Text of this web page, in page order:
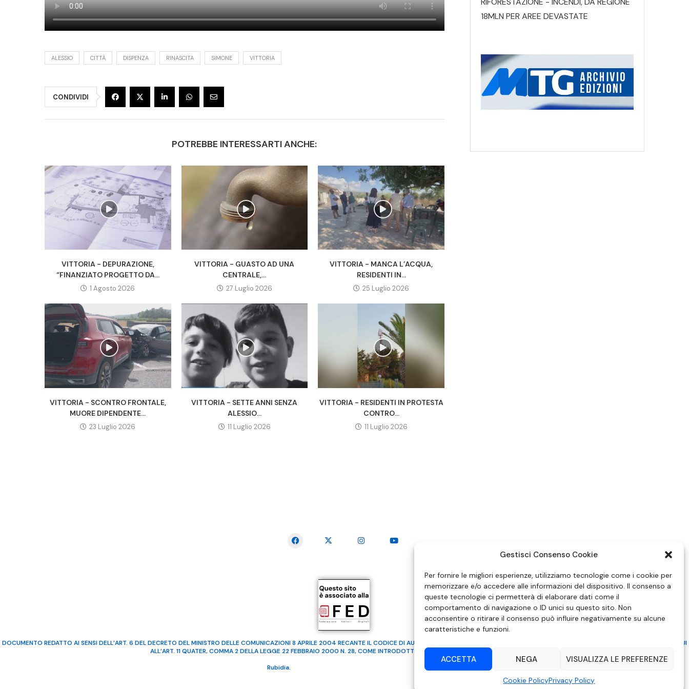
Gestisci Consenso Cookie
Per fornire le migliori esperienze, utilizziamo tecnologie come i cookie per
memorizzare e/o accedere alle informazioni del dispositivo. Il consenso a
queste tecnologie ci permetterà di elaborare dati come il
comportamento di navigazione o ID unici su questo sito. Non
acconsentire o ritirare il consenso può influire negativamente su alcune
caratteristiche e funzioni.
ACCETTA NEGA VISUALIZZA LE PREFERENZE
Cookie PolicyPrivacy Policy
ALESSIO CITTÀ DISPENZA RINASCITA SIMONE VITTORIA
CONDIVIDI
POTREBBE INTERESSARTI ANCHE:
VITTORIA - DEPURAZIONE,
“FINANZIATO PROGETTO DA...
1 Agosto 2026
VITTORIA - GUASTO AD UNA
CENTRALE,...
27 Luglio 2026
VITTORIA - MANCA L’ACQUA,
RESIDENTI IN...
25 Luglio 2026
VITTORIA - SCONTRO FRONTALE,
MUORE DIPENDENTE...
23 Luglio 2026
VITTORIA - SETTE ANNI SENZA
ALESSIO...
11 Luglio 2026
VITTORIA - RESIDENTI IN PROTESTA
CONTRO...
11 Luglio 2026
18MLN PER AREE DEVASTATE
DOCUMENTO REDATTO AI SENSI DELL’ART. 6 DEL DECRETO DEL MINISTRO DELLE COMUNICAZIONI 8 APRILE 2004 RECANTE IL CODICE DI AUTOREGOLAMENTAZIONE IN MATERIA DI ATTUAZIONE DEL PRINCIPIO DEL PLURALISMO, DI CUI
ALL’ART. 11 QUATER, COMMA 2 DELLA LEGGE 22 FEBBRAIO 2000 N. 28, COME INTRODOTTO DALLA LEGGE 6 NOVEMBRE 2003, N. 313
Rubidia. Tutti i diritti riservati | RVM Srl – SS 115 Km 339,500 – Modica (RG) | P.Iva 00857190888.